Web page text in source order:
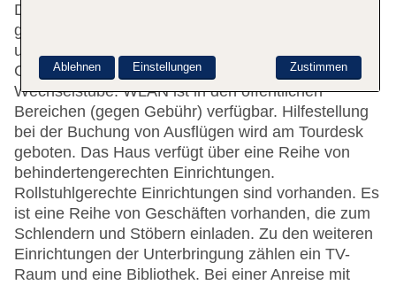
Das freundliche Personal an der Rezeption ist
gerne bei allen Fragen behilflich. Die Einrichtung
umfasst eine Garderobe, eine
Gepäckaufbewahrung, einen Safe und eine
Wechselstube. WLAN ist in den öffentlichen
Bereichen (gegen Gebühr) verfügbar. Hilfestellung
bei der Buchung von Ausflügen wird am Tourdesk
geboten. Das Haus verfügt über eine Reihe von
behindertengerechten Einrichtungen.
Rollstuhlgerechte Einrichtungen sind vorhanden. Es
ist eine Reihe von Geschäften vorhanden, die zum
Schlendern und Stöbern einladen. Zu den weiteren
Einrichtungen der Unterbringung zählen ein TV-
Raum und eine Bibliothek. Bei einer Anreise mit
Zustimmen
Ablehnen Einstellungen